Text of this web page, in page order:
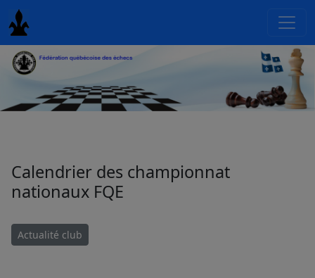
Calendrier des championnat
nationaux FQE
Actualité club